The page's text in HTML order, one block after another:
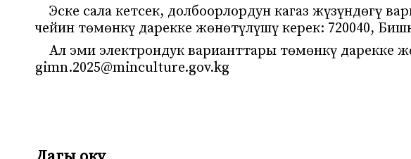
Эске сала кетсек, долбоорлордун кагаз жүзүндөгү
чейин төмөнкү дарекке жөнөтүлүшү керек: 720040,
Ал эми электрондук варианттары төмөнкү дарекке
gimn.2025@minculture.gov.kg